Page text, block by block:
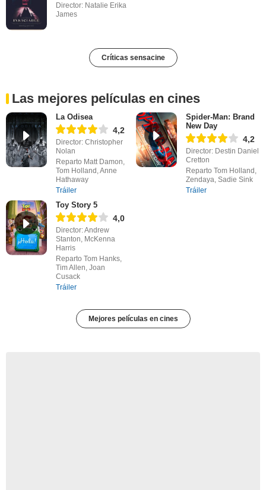
Director: Natalie Erika
James
Críticas sensacine
Las mejores películas en cines
La Odisea
4,2
Director: Christopher
Nolan
Reparto Matt Damon,
Tom Holland, Anne
Hathaway
Tráiler
Spider-Man: Brand
New Day
4,2
Director: Destin Daniel
Cretton
Reparto Tom Holland,
Zendaya, Sadie Sink
Tráiler
Toy Story 5
4,0
Director: Andrew
Stanton, McKenna
Harris
Reparto Tom Hanks,
Tim Allen, Joan
Cusack
Tráiler
Mejores películas en cines